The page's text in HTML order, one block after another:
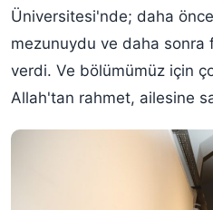
Üniversitesi'nde; daha
mezunuydu ve daha sonra
verdi. Ve bölümümüz için
Allah'tan rahmet, ailesine